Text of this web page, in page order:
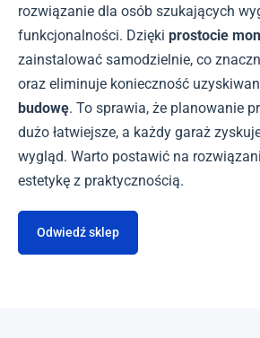
rozwiązanie dla osób szukających
funkcjonalności. Dzięki prostocie
zainstalować samodzielnie, co
oraz eliminuje konieczność
budowę. To sprawia, że planowanie
dużo łatwiejsze, a każdy garaż
wygląd. Warto postawić na
estetykę z praktycznością.
Odwiedź sklep